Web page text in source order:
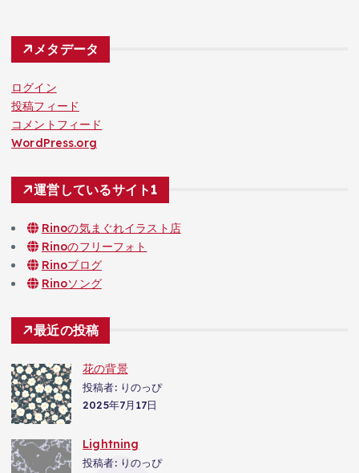
メタデータ
ログイン
投稿フィード
コメントフィード
WordPress.org
運営しているサイト1
Rinoの気まぐれイラスト店
Rinoのフリーフォト
Rinoブログ
Rinoソング
最近の投稿
花の背景
投稿者: りのっぴ
2025年7月17日
Lightning
投稿者: りのっぴ